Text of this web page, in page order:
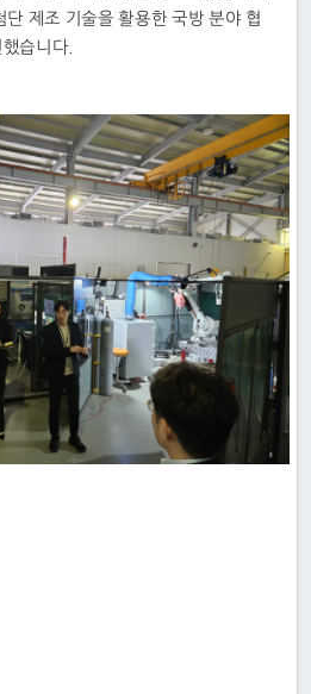
제조 기술을 활용한 국방 분야 협
습니다.